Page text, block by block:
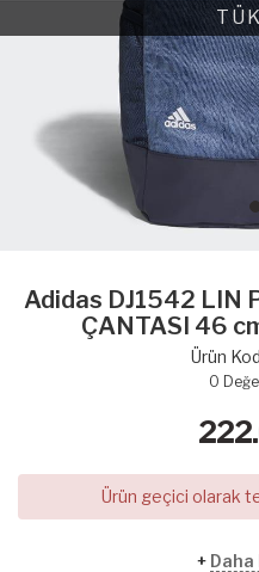
Adidas DJ1542 LIN
ÇANTASI 46
Ürün
0
Ürün geçici olarak
+ Daha